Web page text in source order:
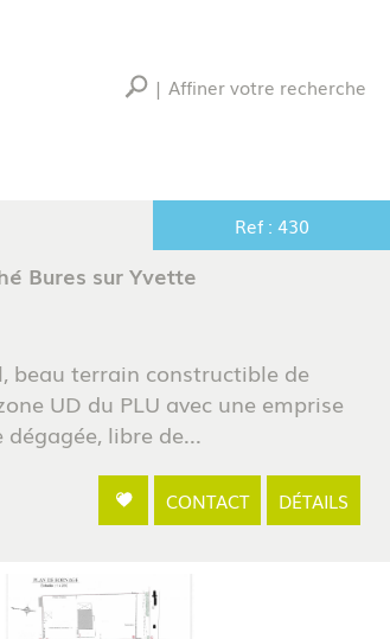
Affiner votre recherche
RECHERCHER
+ de critères +
Ref : 430
Bures sur Yvette
beau terrain constructible de
UD du PLU avec une emprise
libre de...
CONTACT DÉTAILS